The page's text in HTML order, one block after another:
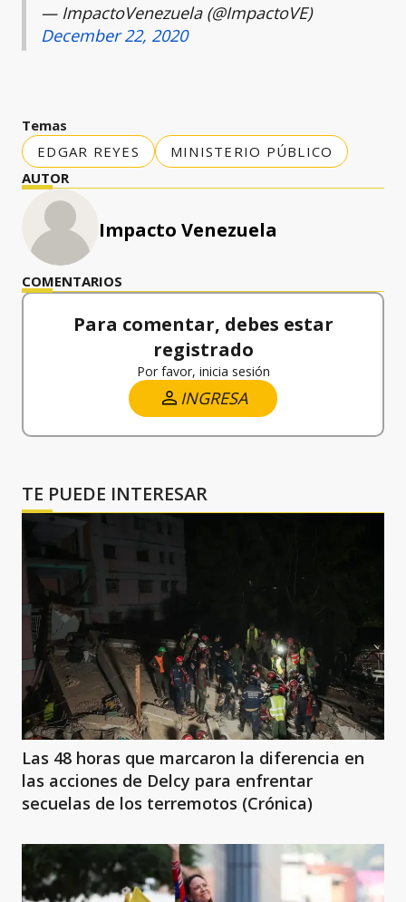
— ImpactoVenezuela (@ImpactoVE)
December 22, 2020
Temas
EDGAR REYES
MINISTERIO PÚBLICO
AUTOR
Impacto Venezuela
COMENTARIOS
Para comentar, debes estar
registrado
Por favor, inicia sesión
INGRESA
TE PUEDE INTERESAR
Las 48 horas que marcaron la diferencia en
las acciones de Delcy para enfrentar
secuelas de los terremotos (Crónica)